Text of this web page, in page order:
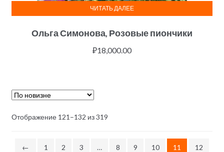
Ольга Симонова, Розовые пиончики
₽18,000.00
ЧИТАТЬ ДАЛЕЕ
Отображение 121–132 из 319
← 1 2 3 … 8 9 10 11 12